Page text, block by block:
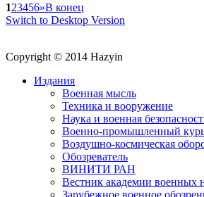
123456»В конец
Switch to Desktop Version
Copyright © 2014 Hazyin
Издания
Военная мысль
Техника и вооружение
Наука и военная
Военно-промышленный
Воздушно-космическая
Обозреватель
ВИНИТИ РАН
Вестник академии военных
Зарубежное военное